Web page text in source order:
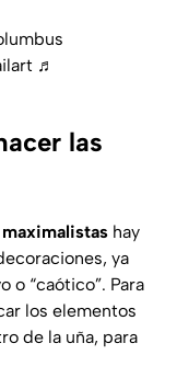
♬
las
maximalistas hay
ya
o “caótico”. Para
los elementos
de la uña, para